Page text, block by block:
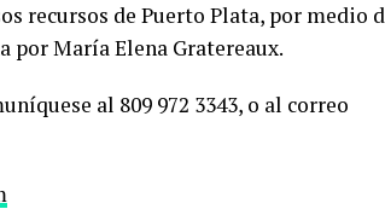
recursos de Puerto Plata, por medio
por María Elena Gratereaux.
al 809 972 3343, o al correo